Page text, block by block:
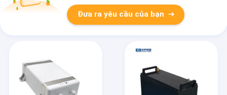
Đưa ra yêu cầu của bạn